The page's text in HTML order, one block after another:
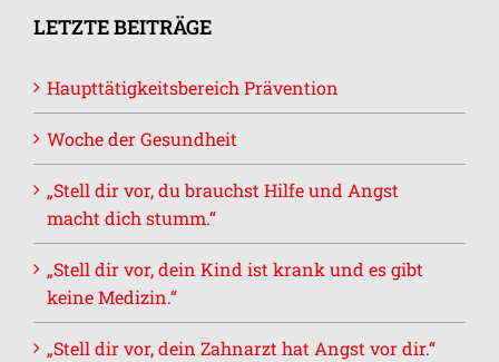
LETZTE BEITRÄGE
Haupttätigkeitsbereich Prävention
Woche der Gesundheit
„Stell dir vor, du brauchst Hilfe und Angst
macht dich stumm.“
„Stell dir vor, dein Kind ist krank und es gibt
keine Medizin.“
„Stell dir vor, dein Zahnarzt hat Angst vor dir.“